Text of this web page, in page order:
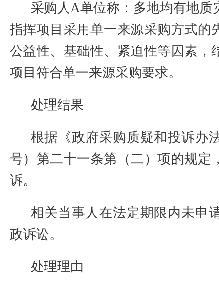
采购人A单位称：多地均有地质
指挥项目采用单一来源采购方式的
公益性、基础性、紧迫性等因素，
项目符合单一来源采购要求。
处理结果
根据《政府采购质疑和投诉办
号）第二十一条第（二）项的规定
诉。
相关当事人在法定期限内未申
政诉讼。
处理理由